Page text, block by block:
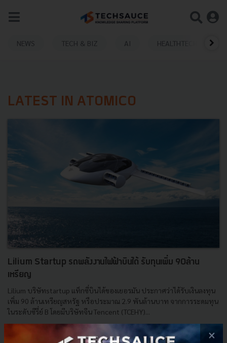
NEWS TECH & BIZ AI HEALTHTECH
LATEST IN ATOMICO
Lilium Startup รถพลังงานไฟฟ้าบินได้ รับทุนเพิ่ม 90ล้าน
เหรียญ
Lilium บริษัทstartup แท็กซี่บินได้ของเยอรมัน ประกาศว่าได้รับเงินลงทุน
เพิ่ม 90 ล้านเหรียญสหรัฐ หรือประมาณ 2.9 พันล้านบาท จากการระดมทุน
ในระดับซีรี่ย์ B โดยมีบริษัทจีน Tencent (TCEHY)...
| By
Issaree Chulakasem
×